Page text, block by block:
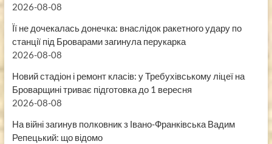
2026-08-08
Її не дочекалась донечка: внаслідок ракетного удару по
станції під Броварами загинула перукарка
2026-08-08
Новий стадіон і ремонт класів: у Требухівському ліцеї на
Броварщині триває підготовка до 1 вересня
2026-08-08
На війні загинув полковник з Івано-Франківська Вадим
Репецький: що відомо